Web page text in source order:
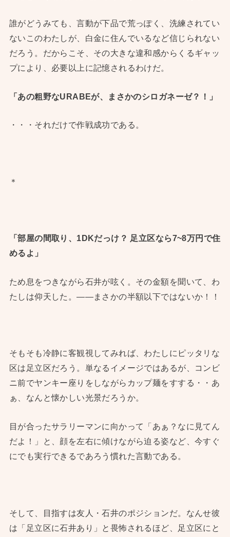
誰がどうみても、言動が下品で荒っぽく、洗練されてい
ないこのわたしが、白金に住んでいるなど信じられない
だろう。だからこそ、その大きな違和感からくるギャッ
プにより、必要以上に記憶されるわけだ。
「あの粗野なURABEが、まさかのシロガネーゼ？！」
・・・それだけで作戦成功である。
＊
「部屋の間取り、1DKだっけ？ 足立区なら7~8万円で住
めるよ」
ため息をつきながら石井が呟く。その金額を聞いて、わ
たしは仰天した。——まさかの半額以下ではないか！！
そもそも冷静に客観視してみれば、わたしにピッタリな
区は足立区だろう。単なるイメージではあるが、コンビ
ニ前でヤンキー座りをしながらカップ麺をすする・・あ
ぁ、なんと懐かしい光景だろうか。
目が合ったサラリーマンに向かって「あぁ？なに見てん
だよ！」と、顔を左右に傾けながら迫る姿など、今すぐ
にでも実行できるであろう慣れた言動である。
そして、目指すは友人・石井のポジションだ。なんせ彼
は「足立区に石井あり」と畏怖されるほど、足立区にと